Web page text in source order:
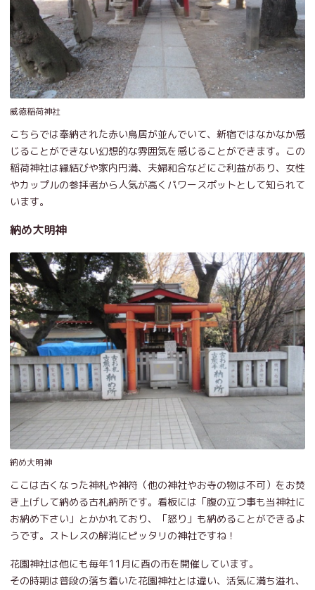
威徳稲荷神社
こちらでは奉納された赤い鳥居が並んでいて、新宿ではなかなか感
じることができない幻想的な雰囲気を感じることができます。この
稲荷神社は縁結びや家内円満、夫婦和合などにご利益があり、女性
やカップルの参拝者から人気が高くパワースポットとして知られて
います。
納め大明神
納め大明神
ここは古くなった神札や神符（他の神社やお寺の物は不可）をお焚
き上げして納める古札納所です。看板には「腹の立つ事も当神社に
お納め下さい」とかかれており、「怒り」も納めることができるよ
うです。ストレスの解消にピッタリの神社ですね！
花園神社は他にも毎年11月に酉の市を開催しています。
その時期は普段の落ち着いた花園神社とは違い、活気に満ち溢れ、